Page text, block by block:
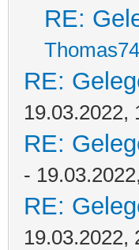
RE:
Thomas74
RE:
19.03.2022,
RE:
-
RE:
19.03.2022,